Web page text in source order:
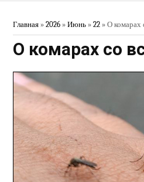
Главная »2026 » Июнь » 22 » О комарах
О комарах со